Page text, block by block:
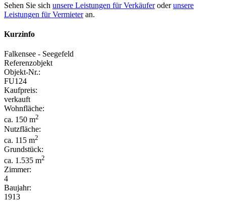
Sehen Sie sich unsere Leistungen für Verkäuferoderunsere
Leistungen für Vermieteran.
Kurzinfo
Falkensee - Seegefeld
Referenzobjekt
Objekt-Nr.:
FU124
Kaufpreis:
verkauft
Wohnfläche:
ca. 150 m2
Nutzfläche:
ca. 115 m2
Grundstück:
ca. 1.535 m2
Zimmer:
4
Baujahr:
1913